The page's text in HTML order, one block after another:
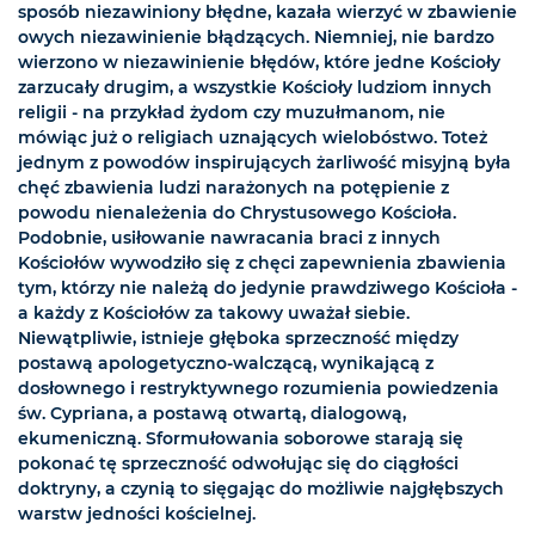
sposób niezawiniony błędne, kazała wierzyć w zbawienie
owych niezawinienie błądzących. Niemniej, nie bardzo
wierzono w niezawinienie błędów, które jedne Kościoły
zarzucały drugim, a wszystkie Kościoły ludziom innych
religii - na przykład żydom czy muzułmanom, nie
mówiąc już o religiach uznających wielobóstwo. Toteż
jednym z powodów inspirujących żarliwość misyjną była
chęć zbawienia ludzi narażonych na potępienie z
powodu nienależenia do Chrystusowego Kościoła.
Podobnie, usiłowanie nawracania braci z innych
Kościołów wywodziło się z chęci zapewnienia zbawienia
tym, którzy nie należą do jedynie prawdziwego Kościoła -
a każdy z Kościołów za takowy uważał siebie.
Niewątpliwie, istnieje głęboka sprzeczność między
postawą apologetyczno-walczącą, wynikającą z
dosłownego i restryktywnego rozumienia powiedzenia
św. Cypriana, a postawą otwartą, dialogową,
ekumeniczną. Sformułowania soborowe starają się
pokonać tę sprzeczność odwołując się do ciągłości
doktryny, a czynią to sięgając do możliwie najgłębszych
warstw jedności kościelnej.